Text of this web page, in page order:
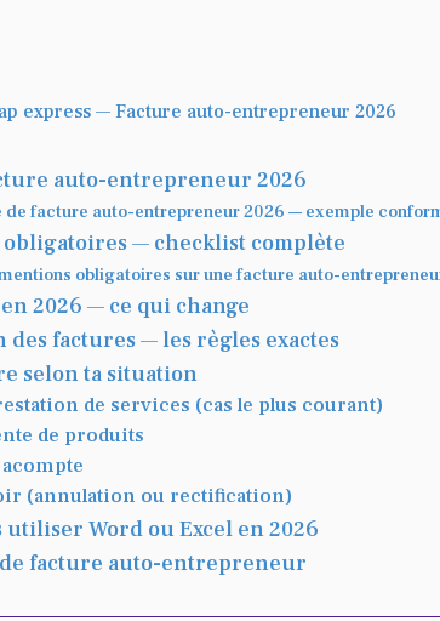
express — Facture auto-entrepreneur 2026
auto-entrepreneur 2026
de facture auto-entrepreneur 2026 — exemple
obligatoires — checklist complète
obligatoires sur une facture auto-
2026 — ce qui change
factures — les règles exactes
selon ta situation
de services (cas le plus courant)
de produits
(annulation ou rectification)
Word ou Excel en 2026
de facture auto-entrepreneur